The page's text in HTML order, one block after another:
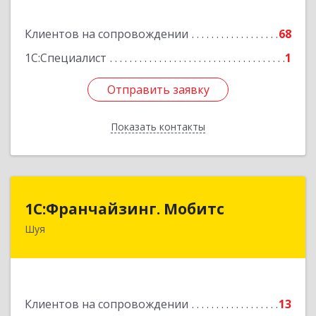
Клиентов на сопровождении
68
1С:Специалист
1
Отправить заявку
Показать контакты
Отправить заявку
Назад
1С:Франчайзинг. Мобитс
Шуя
Клиентов на сопровождении 13
1С:Франчайзинг. Мобитс